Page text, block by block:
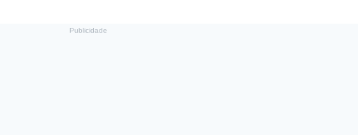
Publicidade